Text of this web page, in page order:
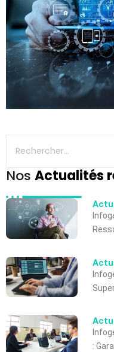
Nos Actualités
: